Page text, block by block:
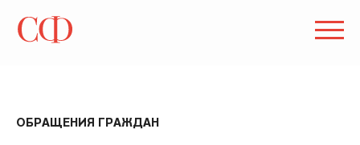
ОБРАЩЕНИЯ ГРАЖДАН